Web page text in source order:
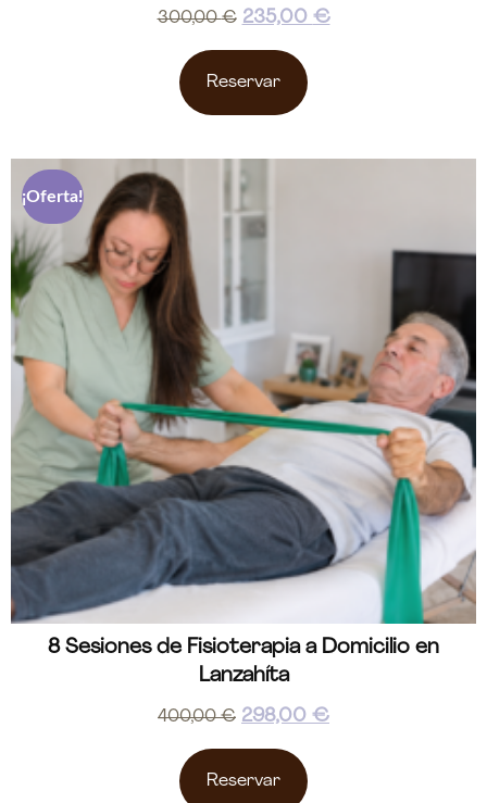
300,00€ 235,00 €
Reservar
¡Oferta!
8 Sesiones de Fisioterapia a Domicilio en
Lanzahíta
400,00€ 298,00 €
Reservar